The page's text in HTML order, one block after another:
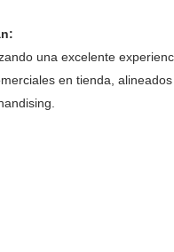
una excelente
en tienda,